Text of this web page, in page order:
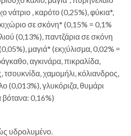
νάτριο , καρότο (0,25%), φύκια*,
σε σκόνη* (0,15% = 0,1%
(0,13%), παντζάρια σε σκόνη
μαγιά* (εκχύλισμα, 0,02% =
αγκινάρα, πικραλίδα,
τσουκνίδα, χαμομήλι, κόλιανδρος,
(0,013%), γλυκόριζα, θυμάρι
0,16%)
υδρολυμένο.